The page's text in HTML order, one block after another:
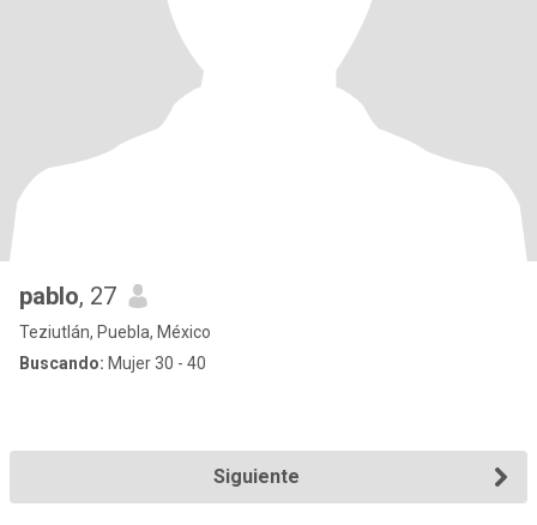
pablo, 27
Teziutlán, Puebla, México
Buscando: Mujer 30 - 40
Siguiente